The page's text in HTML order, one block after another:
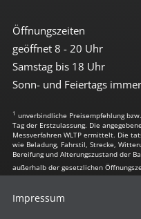
Öffnungszeiten
geöffnet 8 - 20 Uhr
Samstag bis 18 Uhr
Sonn- und Feiertags
1 unverbindliche Preisempfehlung
Tag der Erstzulassung. Die
Messverfahren WLTP ermittelt. Die
wie Beladung, Fahrstil, Strecke,
Bereifung und Alterungszustand der
außerhalb der gesetzlichen
Impressum